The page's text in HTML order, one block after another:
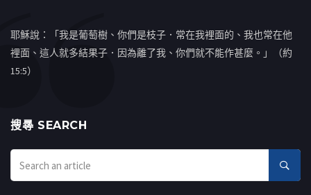
耶穌說：「我是葡萄樹、你們是枝子．常在我裡面的、我也常在他
裡面、這人就多結果子．因為離了我、你們就不能作甚麼。」（約
15:5）
搜㝷 SEARCH